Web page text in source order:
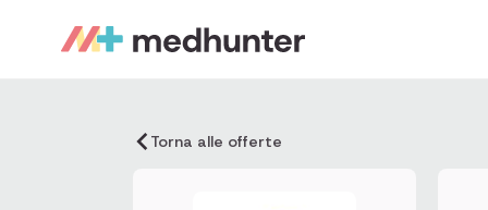
Torna alle offerte